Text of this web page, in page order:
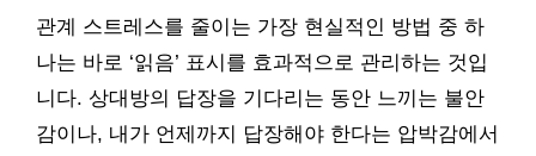
관계 스트레스를 줄이는 가장 현실적인 방법 중 하
나는 바로 ‘읽음’ 표시를 효과적으로 관리하는 것입
니다. 상대방의 답장을 기다리는 동안 느끼는 불안
감이나, 내가 언제까지 답장해야 한다는 압박감에서